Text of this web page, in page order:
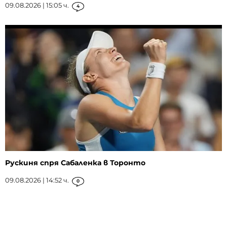
09.08.2026 | 15:05 ч. 4
Рускиня спря Сабаленка в Торонто
09.08.2026 | 14:52 ч. 0